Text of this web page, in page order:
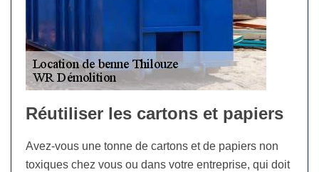
Réutiliser les cartons et papiers
Avez-vous une tonne de cartons et de papiers non
toxiques chez vous ou dans votre entreprise, qui doit